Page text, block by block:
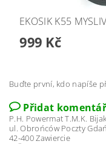
EKOSIK K55
999 Kč
Buďte první, kdo napíše
Přidat
P.H. Powermat T.M.K.
ul. Obrońców Poczty
42-400 Zawiercie